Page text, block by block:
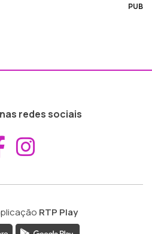
PUB
redes sociais
Aceder ao
RTP Play